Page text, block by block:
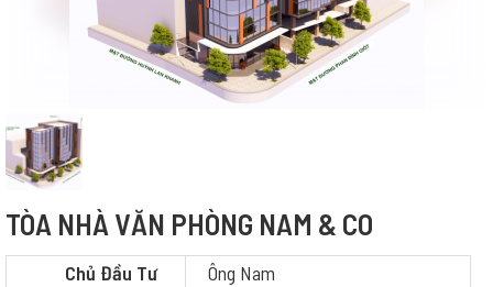
TÒA NHÀ VĂN PHÒNG NAM & CO
Chủ Đầu Tư
Ông Nam